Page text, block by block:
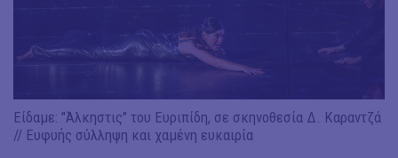
Είδαμε: "Άλκηστις" του Ευριπίδη, σε σκηνοθεσία Δ. Καραντζά
// Ευφυής σύλληψη και χαμένη ευκαιρία